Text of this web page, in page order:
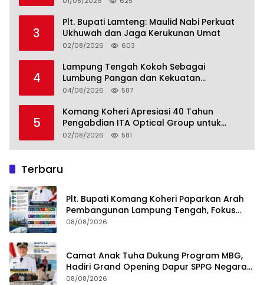
3
Plt. Bupati Lamteng: Maulid Nabi Perkuat
Ukhuwah dan Jaga Kerukunan Umat
02/08/2026 603
4
Lampung Tengah Kokoh Sebagai
Lumbung Pangan dan Kekuatan
Perkebunan Lampung, Komang Koheri:
Menuju Indonesia Emas 2045
04/08/2026 587
5
Komang Koheri Apresiasi 40 Tahun
Pengabdian ITA Optical Group untuk
Kesehatan Mata Masyarakat Lamteng
02/08/2026 581
Terbaru
Plt. Bupati Komang Koheri Paparkan Arah
Pembangunan Lampung Tengah, Fokus
pada SDM, Ekonomi, Infrastruktur dan
08/08/2026
Camat Anak Tuha Dukung Program MBG,
Hadiri Grand Opening Dapur SPPG Negara
Aji Tua Lampung Tengah
08/08/2026